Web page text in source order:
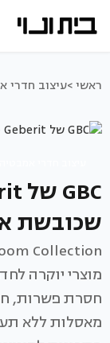
ראשי >עיצוב חדרי
שכובשת
מוצרי יוקרה
חסרת פשרות,
מאסלות ללא